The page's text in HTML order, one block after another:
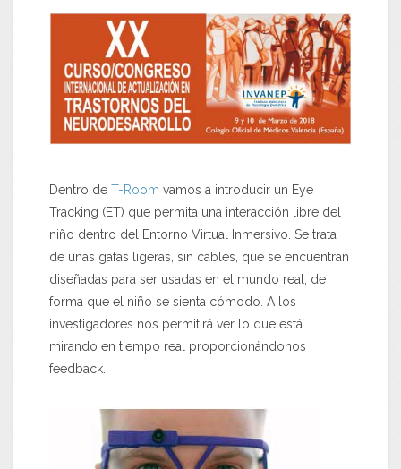
Dentro de T-Room vamos a introducir un Eye
Tracking (ET) que permita una interacción libre del
niño dentro del Entorno Virtual Inmersivo. Se trata
de unas gafas ligeras, sin cables, que se encuentran
diseñadas para ser usadas en el mundo real, de
forma que el niño se sienta cómodo. A los
investigadores nos permitirá ver lo que está
mirando en tiempo real proporcionándonos
feedback.